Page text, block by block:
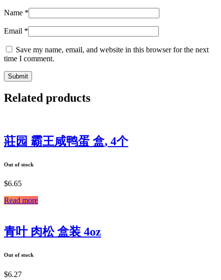
Name *
Email *
Save my name, email, and website in this browser for the next
time I comment.
Related products
莊园 霸王咸鸭蛋 盒, 4个
Out of stock
$6.65
Read more
青叶 肉松 盒装 4oz
Out of stock
$6.27